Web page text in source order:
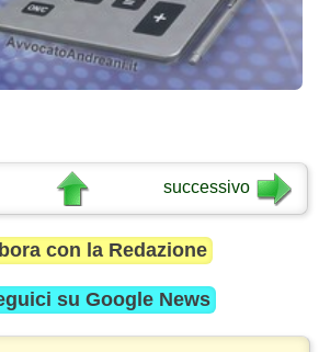
successivo
con la Redazione
su Google News